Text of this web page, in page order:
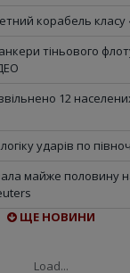
корабель класу
тіньового
12
ударів по
майже половину
ЩЕ НОВИНИ
Load...